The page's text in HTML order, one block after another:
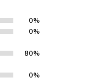
0%
0%
80%
0%